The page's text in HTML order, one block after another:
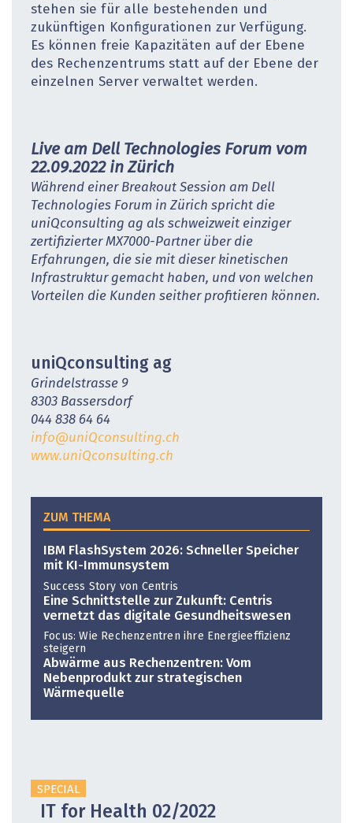
stehen sie für alle bestehenden und
zukünftigen Konfigurationen zur Verfügung.
Es können freie Kapazitäten auf der Ebene
des Rechenzentrums statt auf der Ebene der
einzelnen Server verwaltet werden.
Live am Dell Technologies Forum vom
22.09.2022 in Zürich
Während einer Breakout Session am Dell
Technologies Forum in Zürich spricht die
uniQconsulting ag als schweizweit einziger
zertifizierter MX7000-Partner über die
Erfahrungen, die sie mit dieser kinetischen
Infrastruktur gemacht haben, und von welchen
Vorteilen die Kunden seither profitieren können.
uniQconsulting ag
Grindelstrasse 9
8303 Bassersdorf
044 838 64 64
info@uniQconsulting.ch
www.uniQconsulting.ch
ZUM THEMA
IBM FlashSystem 2026: Schneller Speicher
mit KI-Immunsystem
Success Story von Centris
Eine Schnittstelle zur Zukunft: Centris
vernetzt das digitale Gesundheitswesen
Focus: Wie Rechenzentren ihre Energieeffizienz
steigern
Abwärme aus Rechenzentren: Vom
Nebenprodukt zur strategischen
Wärmequelle
SPECIAL
IT for Health 02/2022